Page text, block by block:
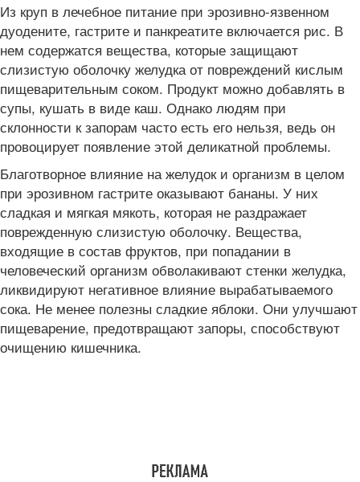
Из круп в лечебное питание при эрозивно-язвенном
дуодените, гастрите и панкреатите включается рис. В
нем содержатся вещества, которые защищают
слизистую оболочку желудка от повреждений кислым
пищеварительным соком. Продукт можно добавлять в
супы, кушать в виде каш. Однако людям при
склонности к запорам часто есть его нельзя, ведь он
провоцирует появление этой деликатной проблемы.
Благотворное влияние на желудок и организм в целом
при эрозивном гастрите оказывают бананы. У них
сладкая и мягкая мякоть, которая не раздражает
поврежденную слизистую оболочку. Вещества,
входящие в состав фруктов, при попадании в
человеческий организм обволакивают стенки желудка,
ликвидируют негативное влияние вырабатываемого
сока. Не менее полезны сладкие яблоки. Они улучшают
пищеварение, предотвращают запоры, способствуют
очищению кишечника.